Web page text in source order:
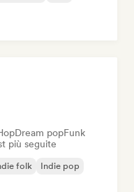
Dream popFunk
più seguite
folk
Indie pop